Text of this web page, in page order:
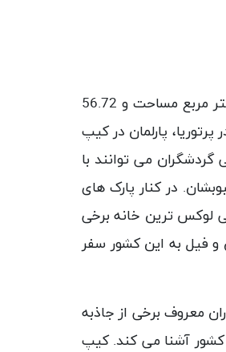
آفریقای جنوبی با نام رسمی جمهوری آفریقای جنوبی، معرفه خوبی در خصوص جواهرات قاره تاریک می باشد. این کشور با 1.22 کیلومتر مربع مساحت و 56.72
آفریقای جنوبی 3 پایتخت دارد: قوه مجریه در پرتوریا، پارلمان در کیپ
جنوبی گردشگران می توانند با
در کنار پارک های
لوکس ترین خانه برخی
«5 عظیم»: شیر، بوفالو، پلنگ، کرگدن و فیل به این کشور سفر
معروف برخی از جاذبه
کشور آشنا می کند. کیپ